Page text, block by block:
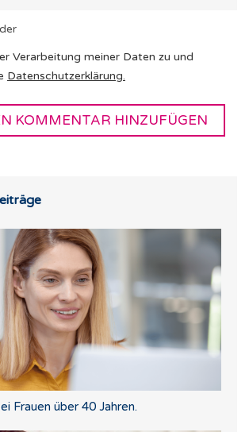
Verarbeitung meiner Daten zu und
Datenschutzerklärung.
Frauen über 40 Jahren.